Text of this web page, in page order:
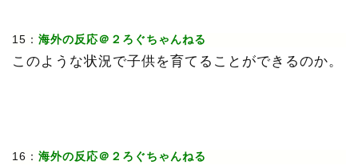
15： 海外の反応＠２ろぐちゃんねる
このような状況で子供を育てることができるのか。
16： 海外の反応＠２ろぐちゃんねる